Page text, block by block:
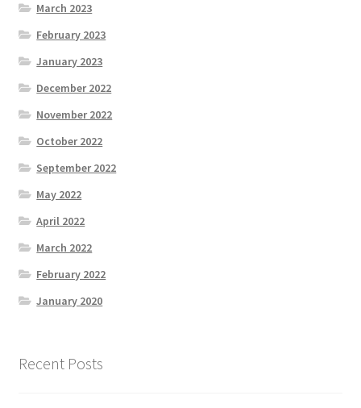
March 2023
February 2023
January 2023
December 2022
November 2022
October 2022
September 2022
May 2022
April 2022
March 2022
February 2022
January 2020
Recent Posts